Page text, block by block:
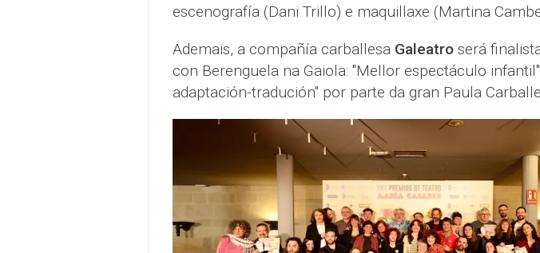
escenografía (Dani Trillo) e maquillaxe (Martina
Ademais, a compañía carballesa Galeatroserá
con Berenguela na Gaiola: "Mellor espectáculo
adaptación-tradución" por parte da gran Paula